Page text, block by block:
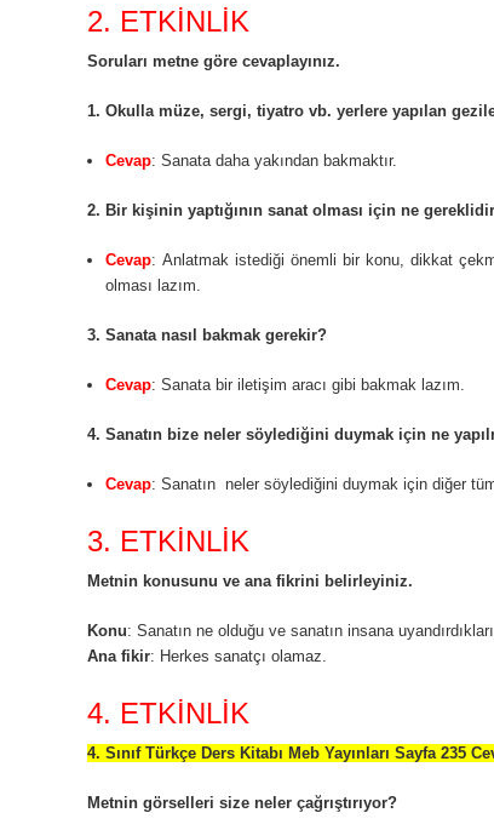
2. ETKİNLİK
Soruları metne göre cevaplayınız.
1. Okulla müze, sergi, tiyatro vb. yerlere yapılan
Cevap: Sanata daha yakından bakmaktır.
2. Bir kişinin yaptığının sanat olması için ne
Cevap: Anlatmak istediği önemli bir konu, dikkat
olması lazım.
3. Sanata nasıl bakmak gerekir?
Cevap: Sanata bir iletişim aracı gibi bakmak lazım.
4. Sanatın bize neler söylediğini duymak için ne
Cevap: Sanatın neler söylediğini duymak için diğer
3. ETKİNLİK
Metnin konusunu ve ana fikrini belirleyiniz.
Konu: Sanatın ne olduğu ve sanatın insana
Ana fikir: Herkes sanatçı olamaz.
4. ETKİNLİK
4. Sınıf Türkçe Ders Kitabı Meb Yayınları Sayfa 235
Metnin görselleri size neler çağrıştırıyor?